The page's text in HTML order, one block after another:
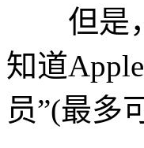
但是，
知道
员”(最多